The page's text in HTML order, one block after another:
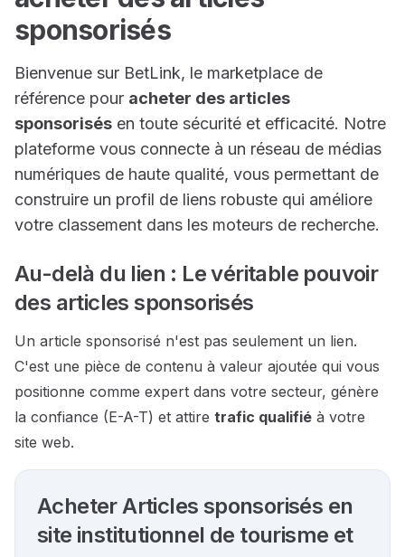
sponsorisés
Bienvenue sur BetLink, le marketplace de
référence pour acheter des articles
sponsorisés en toute sécurité et efficacité. Notre
plateforme vous connecte à un réseau de médias
numériques de haute qualité, vous permettant de
construire un profil de liens robuste qui améliore
votre classement dans les moteurs de recherche.
Au-delà du lien : Le véritable pouvoir
des articles sponsorisés
Un article sponsorisé n'est pas seulement un lien.
C'est une pièce de contenu à valeur ajoutée qui vous
positionne comme expert dans votre secteur, génère
la confiance (E-A-T) et attire trafic qualifié à votre
site web.
Acheter Articles sponsorisés en
site institutionnel de tourisme et